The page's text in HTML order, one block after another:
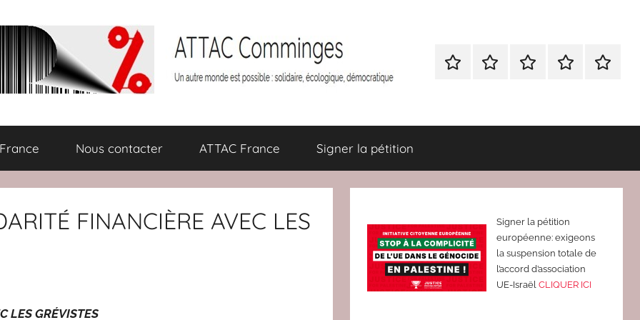
Nous
BULLETIN
Attac
Nous
ATTAC
Signer
Nous contacter ATTAC France Signer la pétition
FINANCIÈRE AVEC LES
LES GRÉVISTES
Signer la pétition
européenne: exigeons
la suspension totale de
l’accord d’association
UE-Israël CLIQUER ICI